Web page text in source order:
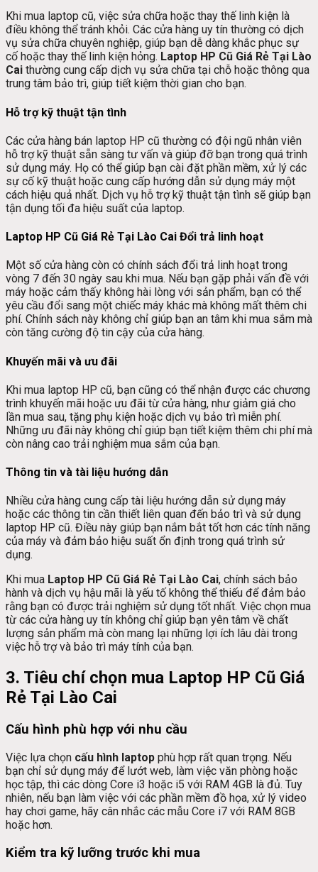
Khi mua laptop cũ, việc sửa chữa hoặc thay thế linh kiện là
điều không thể tránh khỏi. Các cửa hàng uy tín thường có dịch
vụ sửa chữa chuyên nghiệp, giúp bạn dễ dàng khắc phục sự
cố hoặc thay thế linh kiện hỏng. Laptop HP Cũ Giá Rẻ Tại Lào
Cai thường cung cấp dịch vụ sửa chữa tại chỗ hoặc thông qua
trung tâm bảo trì, giúp tiết kiệm thời gian cho bạn.
Hỗ trợ kỹ thuật tận tình
Các cửa hàng bán laptop HP cũ thường có đội ngũ nhân viên
hỗ trợ kỹ thuật sẵn sàng tư vấn và giúp đỡ bạn trong quá trình
sử dụng máy. Họ có thể giúp bạn cài đặt phần mềm, xử lý các
sự cố kỹ thuật hoặc cung cấp hướng dẫn sử dụng máy một
cách hiệu quả nhất. Dịch vụ hỗ trợ kỹ thuật tận tình sẽ giúp bạn
tận dụng tối đa hiệu suất của laptop.
Laptop HP Cũ Giá Rẻ Tại Lào Cai Đổi trả linh hoạt
Một số cửa hàng còn có chính sách đổi trả linh hoạt trong
vòng 7 đến 30 ngày sau khi mua. Nếu bạn gặp phải vấn đề với
máy hoặc cảm thấy không hài lòng với sản phẩm, bạn có thể
yêu cầu đổi sang một chiếc máy khác mà không mất thêm chi
phí. Chính sách này không chỉ giúp bạn an tâm khi mua sắm mà
còn tăng cường độ tin cậy của cửa hàng.
Khuyến mãi và ưu đãi
Khi mua laptop HP cũ, bạn cũng có thể nhận được các chương
trình khuyến mãi hoặc ưu đãi từ cửa hàng, như giảm giá cho
lần mua sau, tặng phụ kiện hoặc dịch vụ bảo trì miễn phí.
Những ưu đãi này không chỉ giúp bạn tiết kiệm thêm chi phí mà
còn nâng cao trải nghiệm mua sắm của bạn.
Thông tin và tài liệu hướng dẫn
Nhiều cửa hàng cung cấp tài liệu hướng dẫn sử dụng máy
hoặc các thông tin cần thiết liên quan đến bảo trì và sử dụng
laptop HP cũ. Điều này giúp bạn nắm bắt tốt hơn các tính năng
của máy và đảm bảo hiệu suất ổn định trong quá trình sử
dụng.
Khi mua Laptop HP Cũ Giá Rẻ Tại Lào Cai, chính sách bảo
hành và dịch vụ hậu mãi là yếu tố không thể thiếu để đảm bảo
rằng bạn có được trải nghiệm sử dụng tốt nhất. Việc chọn mua
từ các cửa hàng uy tín không chỉ giúp bạn yên tâm về chất
lượng sản phẩm mà còn mang lại những lợi ích lâu dài trong
việc hỗ trợ và bảo trì máy tính của bạn.
3. Tiêu chí chọn mua Laptop HP Cũ Giá
Rẻ Tại Lào Cai
Cấu hình phù hợp với nhu cầu
Việc lựa chọn cấu hình laptop phù hợp rất quan trọng. Nếu
bạn chỉ sử dụng máy để lướt web, làm việc văn phòng hoặc
học tập, thì các dòng Core i3 hoặc i5 với RAM 4GB là đủ. Tuy
nhiên, nếu bạn làm việc với các phần mềm đồ họa, xử lý video
hay chơi game, hãy cân nhắc các mẫu Core i7 với RAM 8GB
hoặc hơn.
Kiểm tra kỹ lưỡng trước khi mua